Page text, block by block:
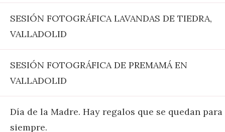
SESIÓN FOTOGRÁFICA LAVANDAS DE TIEDRA,
VALLADOLID
SESIÓN FOTOGRÁFICA DE PREMAMÁ EN
VALLADOLID
Día de la Madre. Hay regalos que se quedan para
siempre.